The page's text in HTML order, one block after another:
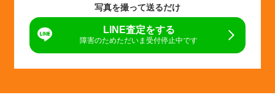
写真を撮って送るだけ
LINE査定をする
障害のためただいま受付停止中です